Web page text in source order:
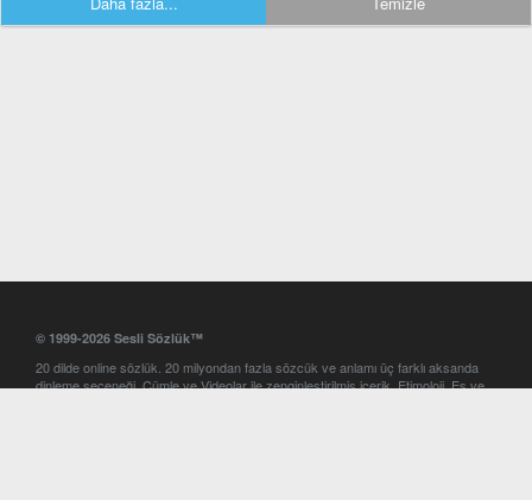
© 1999-2026 Sesli Sözlük™
20 dilde online sözlük. 20 milyondan fazla sözcük ve anlamı üç farklı aksanda
dinleme seçeneği. Cümle ve Videolar ile zenginleştirilmiş içerik. Etimoloji, Eş ve